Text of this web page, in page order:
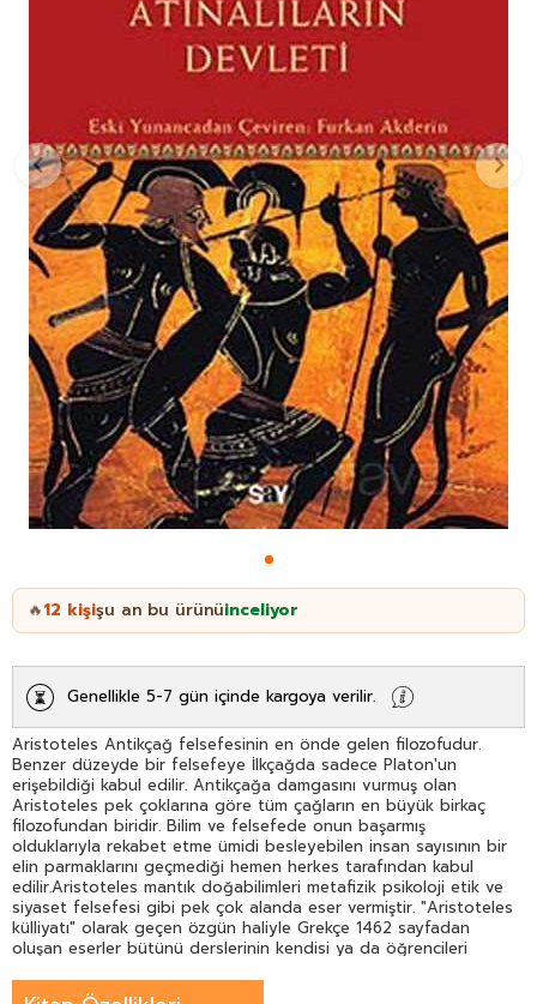
🔥12 kişişu an bu ürünüinceliyor
Genellikle 5-7 gün içinde kargoya verilir.
Aristoteles Antikçağ felsefesinin en önde gelen filozofudur.
Benzer düzeyde bir felsefeye İlkçağda sadece Platon'un
erişebildiği kabul edilir. Antikçağa damgasını vurmuş olan
Aristoteles pek çoklarına göre tüm çağların en büyük birkaç
filozofundan biridir. Bilim ve felsefede onun başarmış
olduklarıyla rekabet etme ümidi besleyebilen insan sayısının bir
elin parmaklarını geçmediği hemen herkes tarafından kabul
edilir.Aristoteles mantık doğabilimleri metafizik psikoloji etik ve
siyaset felsefesi gibi pek çok alanda eser vermiştir. "Aristoteles
külliyatı" olarak geçen özgün haliyle Grekçe 1462 sayfadan
oluşan eserler bütünü derslerinin kendisi ya da öğrencileri
eserlerinden biri olan Politika'da Yunan kent devletlerinin